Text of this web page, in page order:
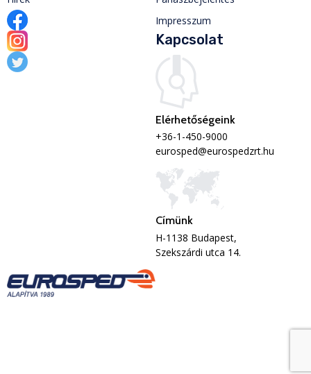
Impresszum
Kapcsolat
Elérhetőségeink
+36-1-450-9000
eurosped@eurospedzrt.hu
Címünk
H-1138 Budapest,
Szekszárdi utca 14.